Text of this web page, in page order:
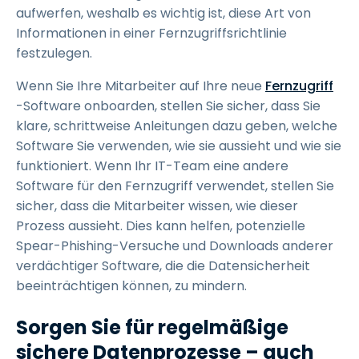
aufwerfen, weshalb es wichtig ist, diese Art von
Informationen in einer Fernzugriffsrichtlinie
festzulegen.
Wenn Sie Ihre Mitarbeiter auf Ihre neue Fernzugriff
-Software onboarden, stellen Sie sicher, dass Sie
klare, schrittweise Anleitungen dazu geben, welche
Software Sie verwenden, wie sie aussieht und wie sie
funktioniert. Wenn Ihr IT-Team eine andere
Software für den Fernzugriff verwendet, stellen Sie
sicher, dass die Mitarbeiter wissen, wie dieser
Prozess aussieht. Dies kann helfen, potenzielle
Spear-Phishing-Versuche und Downloads anderer
verdächtiger Software, die die Datensicherheit
beeinträchtigen können, zu mindern.
Sorgen Sie für regelmäßige
sichere Datenprozesse – auch